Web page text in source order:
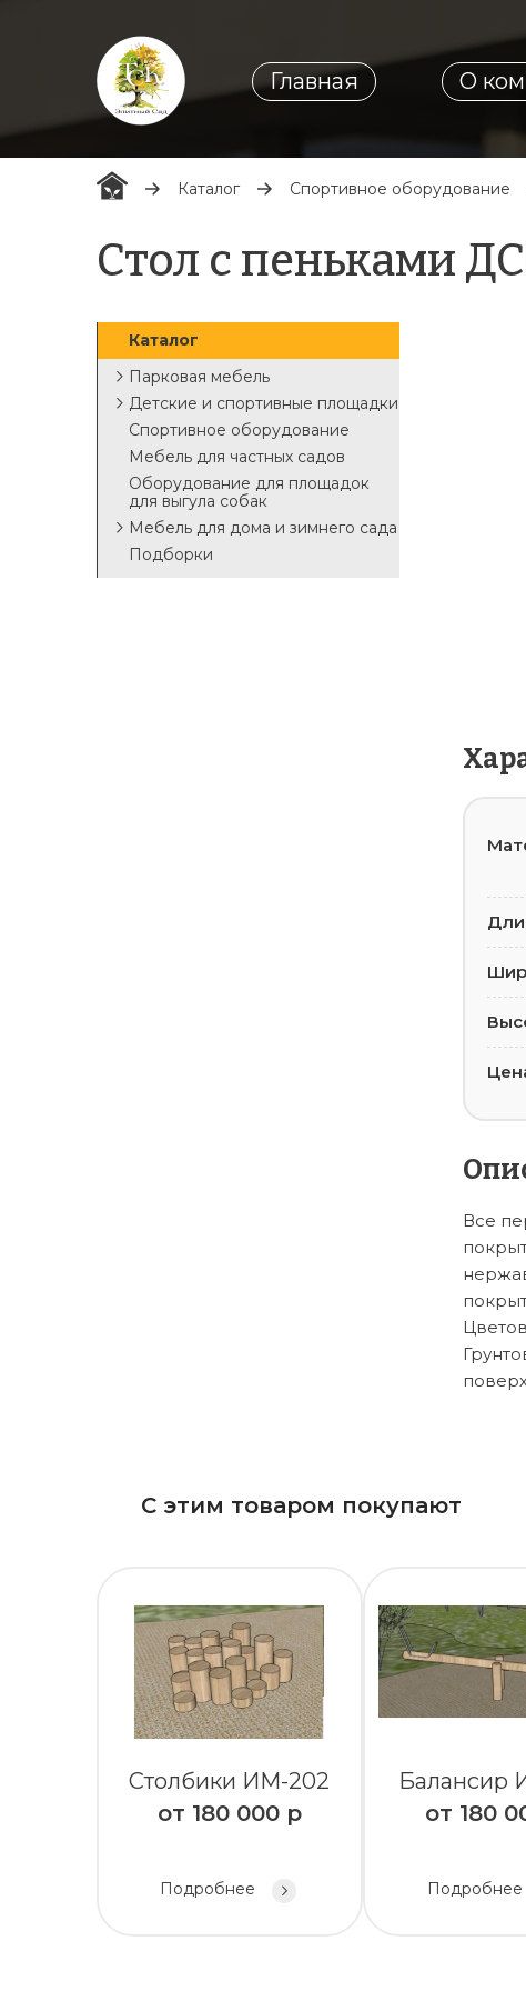
Главная О
Каталог Спортивное оборудование
Стол с пеньками
Каталог
Парковая мебель
Детские и спортивные площадки
Спортивное оборудование
Мебель для частных садов
Оборудование для площадок
для выгула собак
Мебель для дома и зимнего сада
Подборки
Все
С этим товаром покупают
Столбики ИМ-202
от 180 000 р
Подробнее
Балансир
от 180
Подробнее